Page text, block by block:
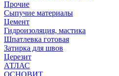
Прочие
Сыпучие материалы
Цемент
Гидроизоляция, мастика
Шпатлевка готовая
Затирка для швов
Церезит
АТЛАС
ОСНОВИТ